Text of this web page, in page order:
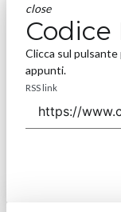
close
Codice
Clicca sul pulsante
appunti.
RSS link